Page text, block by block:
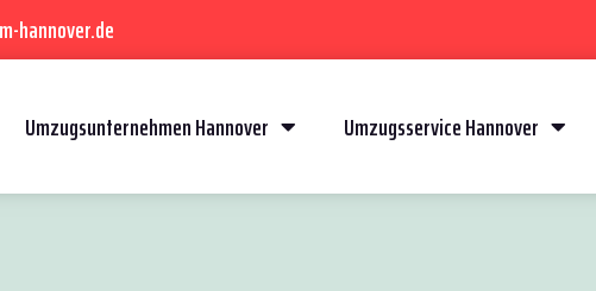
hannover.de
Umzugsunternehmen Hannover Umzugsservice Hannover